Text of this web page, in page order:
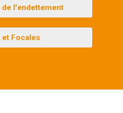
l'endettement
Focales